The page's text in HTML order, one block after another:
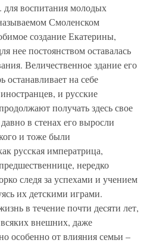
воспитания молодых
Смоленском
создание Екатерины,
нее постоянством оставалась
Величественное здание его
останавливает на себе
и русские
получать здесь свое
в стенах его выросли
и тоже были
русская императрица,
нередко
следя за успехами и учением
их детскими играми.
в течение почти десяти лет,
внешних, даже
особенно от влияния семьи –